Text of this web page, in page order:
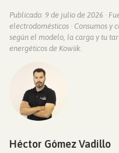
Publicado: 9 de julio de 2026 ·
electrodomésticos · Consumos y
según el modelo, la carga y tu
energéticos de Kowiik.
Héctor Gómez Vadillo